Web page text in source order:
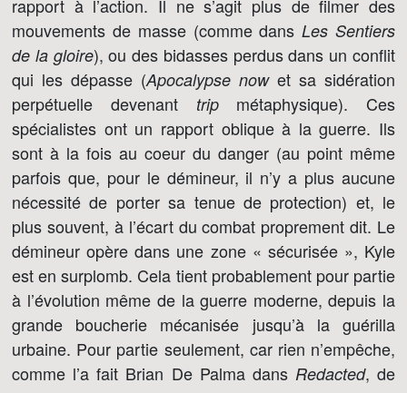
rapport à l’action. Il ne s’agit plus de filmer des
mouvements de masse (comme dansLes Sentiers
de la gloire), ou des bidasses perdus dans un conflit
qui les dépasse (Apocalypse nowet sa sidération
perpétuelle devenant tripmétaphysique). Ces
spécialistes ont un rapport oblique à la guerre. Ils
sont à la fois au coeur du danger (au point même
parfois que, pour le démineur, il n’y a plus aucune
nécessité de porter sa tenue de protection) et, le
plus souvent, à l’écart du combat proprement dit. Le
démineur opère dans une zone « sécurisée », Kyle
est en surplomb. Cela tient probablement pour partie
à l’évolution même de la guerre moderne, depuis la
grande boucherie mécanisée jusqu’à la guérilla
urbaine. Pour partie seulement, car rien n’empêche,
comme l’a fait Brian De Palma dans Redacted, de